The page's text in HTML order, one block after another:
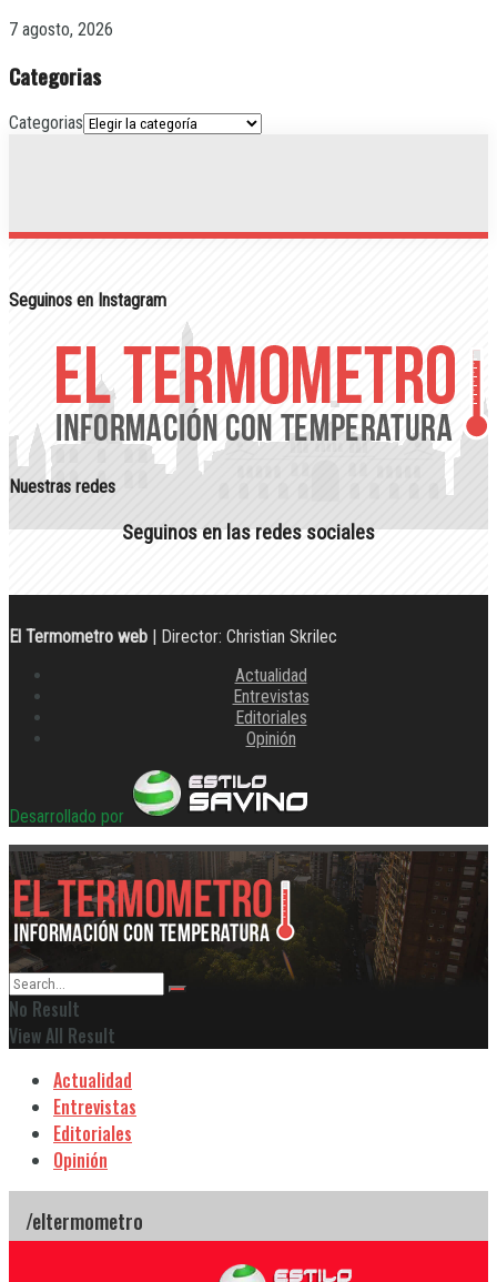
7 agosto, 2026
Categorias
Categorias
Seguinos en Instagram
Nuestras redes
Seguinos en las redes sociales
El Termometro web | Director: Christian Skrilec
Actualidad
Entrevistas
Editoriales
Opinión
Desarrollado por
No Result
View All Result
Actualidad
Entrevistas
Editoriales
Opinión